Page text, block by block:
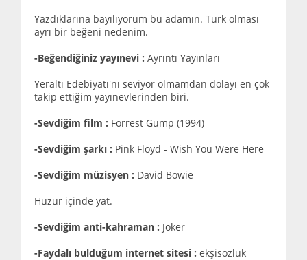
Yazdıklarına bayılıyorum bu adamın. Türk olması
ayrı bir beğeni nedenim.
-Beğendiğiniz yayınevi : Ayrıntı Yayınları
Yeraltı Edebiyatı'nı seviyor olmamdan dolayı en çok
takip ettiğim yayınevlerinden biri.
-Sevdiğim film : Forrest Gump (1994)
-Sevdiğim şarkı : Pink Floyd - Wish You Were Here
-Sevdiğim müzisyen : David Bowie
Huzur içinde yat.
-Sevdiğim anti-kahraman : Joker
-Faydalı bulduğum internet sitesi : ekşisözlük